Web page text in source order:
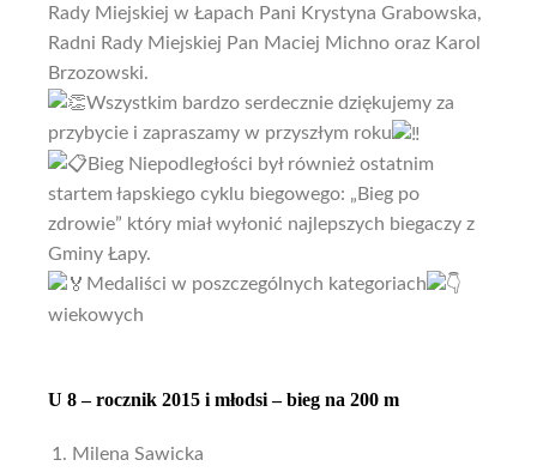
Rady Miejskiej w Łapach Pani Krystyna Grabowska,
Radni Rady Miejskiej Pan Maciej Michno oraz Karol
Brzozowski.
Wszystkim bardzo serdecznie dziękujemy za
przybycie i zapraszamy w przyszłym roku
Bieg Niepodległości był również ostatnim
startem łapskiego cyklu biegowego: „Bieg po
zdrowie” który miał wyłonić najlepszych biegaczy z
Gminy Łapy.
Medaliści w poszczególnych kategoriach
wiekowych
U 8 – rocznik 2015 i młodsi – bieg na 200 m
Milena Sawicka